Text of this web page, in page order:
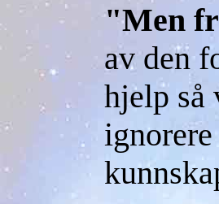
"Men
av den
hjelp så